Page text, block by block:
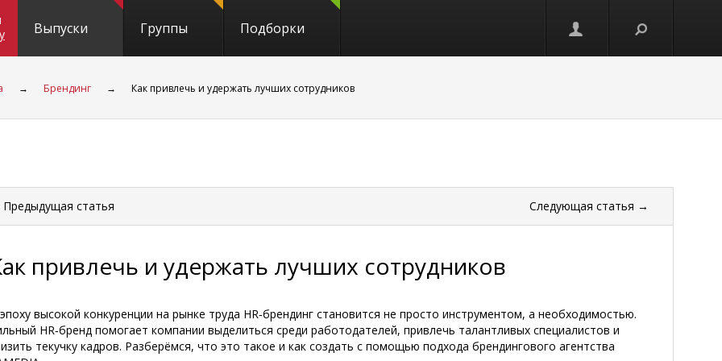
Выпуски Группы Подборки
→ Брендинг → Как привлечь и удержать лучших сотрудников
статья Следующая статья →
привлечь и удержать лучших сотрудников
высокой конкуренции на рынке труда HR‑брендинг становится не просто инструментом, а необходимостью.
HR‑бренд помогает компании выделиться среди работодателей, привлечь талантливых специалистов и
текучку кадров. Разберёмся, что это такое и как создать с помощью подхода брендингового агентства